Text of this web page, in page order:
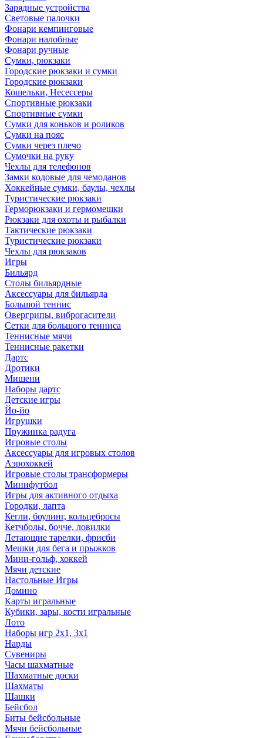
Зарядные устройства
Световые палочки
Фонари кемпинговые
Фонари налобные
Фонари ручные
Сумки, рюкзаки
Городские рюкзаки и сумки
Городские рюкзаки
Кошельки, Несессеры
Спортивные рюкзаки
Спортивные сумки
Сумки для коньков и роликов
Сумки на пояс
Сумки через плечо
Сумочки на руку
Чехлы для телефонов
Замки кодовые для чемоданов
Хоккейные сумки, баулы, чехлы
Туристические рюкзаки
Герморюкзаки и гермомешки
Рюкзаки для охоты и рыбалки
Тактические рюкзаки
Туристические рюкзаки
Чехлы для рюкзаков
Игры
Бильярд
Столы бильярдные
Аксессуары для бильярда
Большой теннис
Овергрипы, виброгасители
Сетки для большого тенниса
Теннисные мячи
Теннисные ракетки
Дартс
Дротики
Мишени
Наборы дартс
Детские игры
Йо-йо
Игрушки
Пружинка радуга
Игровые столы
Аксессуары для игровых столов
Аэрохоккей
Игровые столы трансформеры
Минифутбол
Игры для активного отдыха
Городки, лапта
Кегли, боулинг, кольцебросы
Кетчболы, бочче, ловилки
Летающие тарелки, фрисби
Мешки для бега и прыжков
Мини-гольф, хоккей
Мячи детские
Настольные Игры
Домино
Карты игральные
Кубики, зары, кости игральные
Лото
Наборы игр 2х1, 3х1
Нарды
Сувениры
Часы шахматные
Шахматные доски
Шахматы
Шашки
Бейсбол
Биты бейсбольные
Мячи бейсбольные